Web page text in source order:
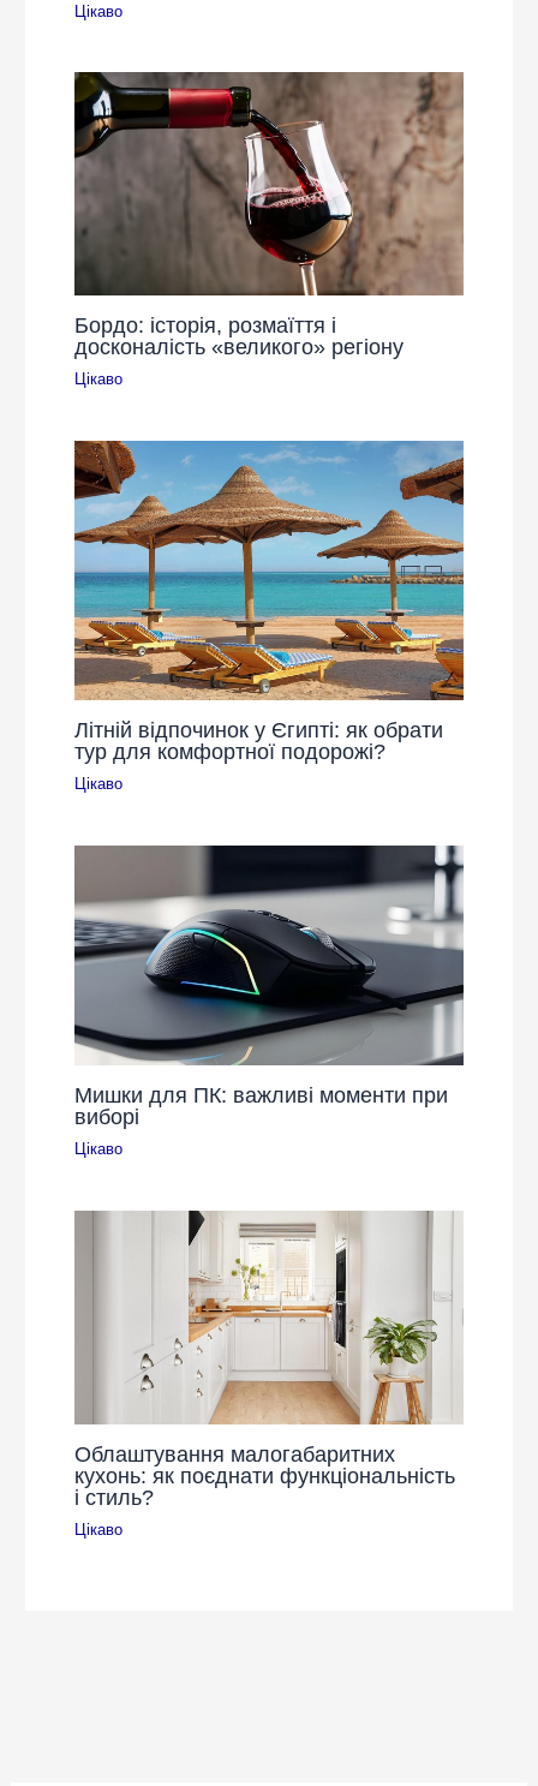
Цікаво
Бордо: історія, розмаїття і
досконалість «великого» регіону
Цікаво
Літній відпочинок у Єгипті: як обрати
тур для комфортної подорожі?
Цікаво
Мишки для ПК: важливі моменти при
виборі
Цікаво
Облаштування малогабаритних
кухонь: як поєднати функціональність
і стиль?
Цікаво